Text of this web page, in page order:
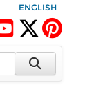
ENGLISH